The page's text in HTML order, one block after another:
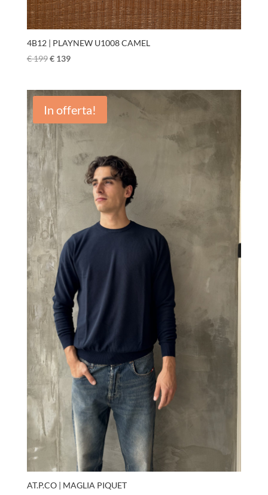
4B12 | PLAYNEW U1008 CAMEL
€199€139
In offerta!
AT.P.CO | MAGLIA PIQUET